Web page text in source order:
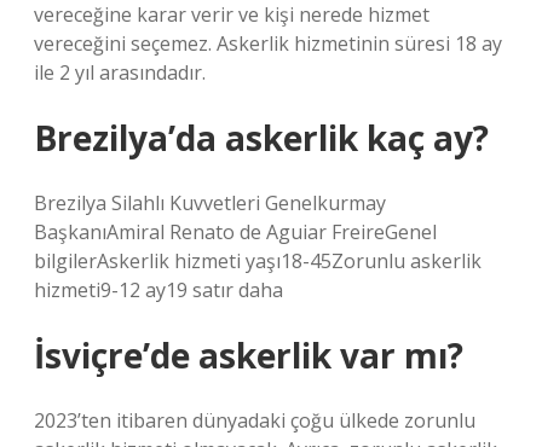
vereceğine karar verir ve kişi nerede hizmet
vereceğini seçemez. Askerlik hizmetinin süresi 18 ay
ile 2 yıl arasındadır.
Brezilya’da askerlik kaç ay?
Brezilya Silahlı Kuvvetleri Genelkurmay
BaşkanıAmiral Renato de Aguiar FreireGenel
bilgilerAskerlik hizmeti yaşı18-45Zorunlu askerlik
hizmeti9-12 ay19 satır daha
İsviçre’de askerlik var mı?
2023’ten itibaren dünyadaki çoğu ülkede zorunlu